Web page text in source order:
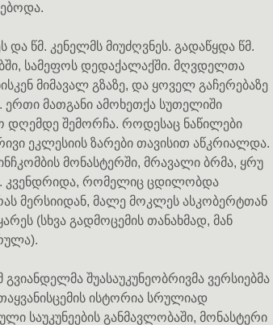
წმ. კენელმს მიუძღვნეს. გადაწყდა წმ.
სამეფოს დედაქალაქში. მღვდელთა
მიმავალ გზაზე, და ყოველ გაჩერებაზე
ერთი მათგანი ამოხეთქა სუთელიში
დღემდე შემორჩა. როდესაც ნაწილები
ეკლესიის ზარები თავისით აწკრიალდა.
მონასტერში, მრავალი ბრმა, ყრუ
კვენდრიდა, რომელიც ცდილობდა
მერსიიდან, მალე მოკლეს ასკობერტთან
(სხვა გადმოცემის თანახმად, მან
შუასაუკუნეობრივმა ვერსიებმა
ისტორია სრულიად
საუკუნეების განმავლობაში, მონასტერი